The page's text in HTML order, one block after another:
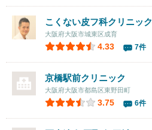
こくない皮フ科クリニック
大阪府大阪市城東区成育
4.33 7件
京橋駅前クリニック
大阪府大阪市都島区東野田町
3.75 6件